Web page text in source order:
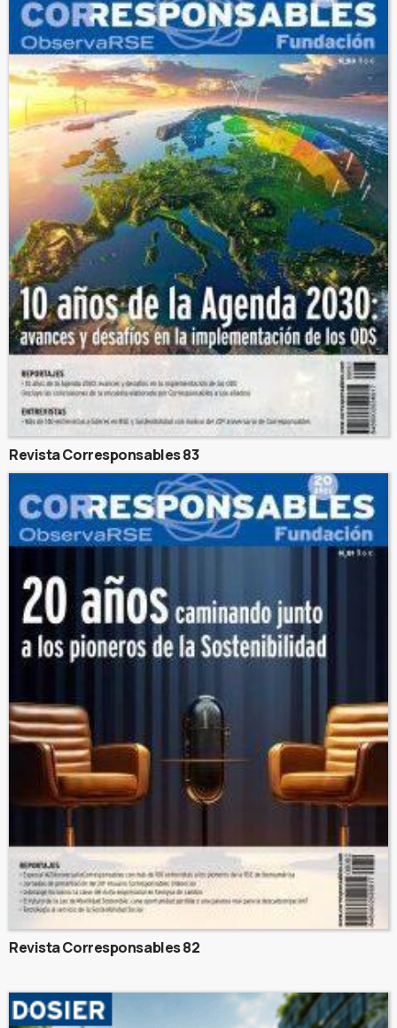
Revista Corresponsables 83
Revista Corresponsables 82